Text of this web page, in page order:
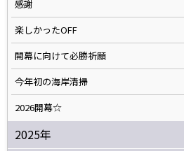
感謝
楽しかったOFF
開幕に向けて必勝祈願
今年初の海岸清掃
2026開幕☆
2025年